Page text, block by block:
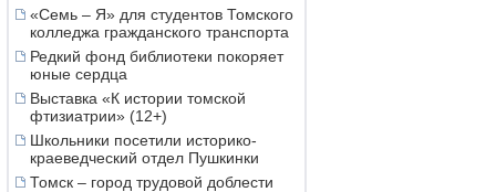
«Семь – Я» для студентов Томского
колледжа гражданского транспорта
Редкий фонд библиотеки покоряет
юные сердца
Выставка «К истории томской
фтизиатрии» (12+)
Школьники посетили историко-
краеведческий отдел Пушкинки
Томск – город трудовой доблести